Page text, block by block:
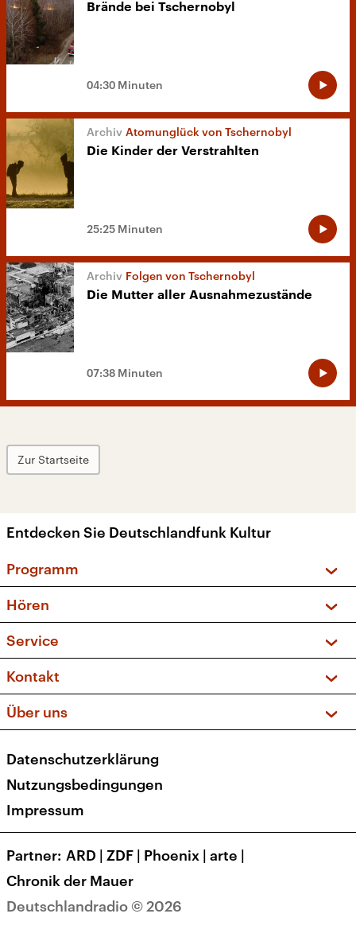
Brände bei Tschernobyl
04:30 Minuten
Atomunglück von Tschernobyl
Die Kinder der Verstrahlten
25:25 Minuten
Folgen von Tschernobyl
Die Mutter aller Ausnahmezustände
07:38 Minuten
Zur Startseite
Entdecken Sie Deutschlandfunk Kultur
Programm
Sendungen und Podcasts
Musikliste
Kakadu – Das Kinderprogramm
Hören
Frequenzen (UKW + DAB+)
Service
FAQ
Apps
Newsletter
Veranstaltungen
Kontakt
Social Media
Über uns
Presse
Karriere
Transparenz
Deutschlandradio © 2026
Datenschutzerklärung
Nutzungsbedingungen
Impressum
Partner ARD | ZDF | Phoenix | arte |
Chronik der Mauer